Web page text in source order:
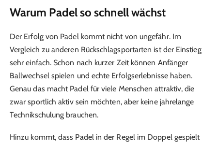
Warum Padel so schnell wächst
Der Erfolg von Padel kommt nicht von ungefähr. Im
Vergleich zu anderen Rückschlagsportarten ist der Einstieg
sehr einfach. Schon nach kurzer Zeit können Anfänger
Ballwechsel spielen und echte Erfolgserlebnisse haben.
Genau das macht Padel für viele Menschen attraktiv, die
zwar sportlich aktiv sein möchten, aber keine jahrelange
Technikschulung brauchen.
Hinzu kommt, dass Padel in der Regel im Doppel gespielt